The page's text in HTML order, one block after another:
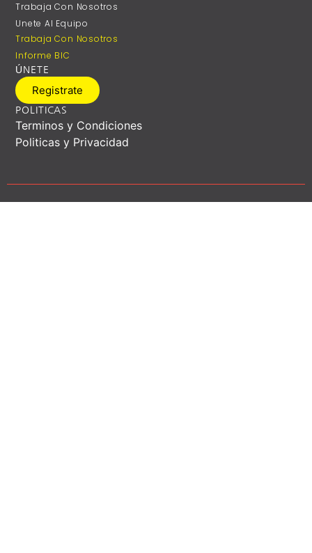
Trabaja Con Nosotros
Unete Al Equipo
Trabaja Con Nosotros
Informe BIC
ÚNETE
Registrate
POLITICAS
Terminos y Condiciones
Politicas y Privacidad